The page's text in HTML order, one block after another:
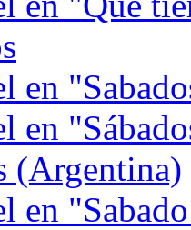
en
en
(Argentina)
en